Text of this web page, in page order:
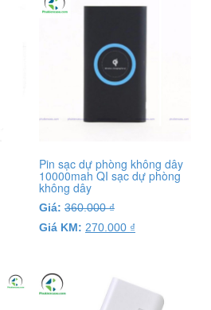
Pin sạc dự phòng không dây
10000mah QI sạc dự phòng
không dây
Giá: 360.000₫
Giá KM: 270.000 ₫